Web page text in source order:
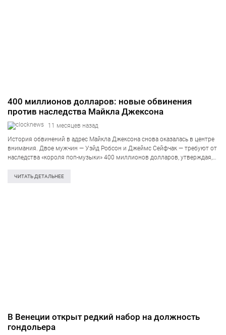
400 миллионов долларов: новые обвинения
против наследства Майкла Джексона
11 месяцев назад
История обвинений в адрес Майкла Джексона снова оказалась в центре
внимания. Двое мужчин — Уэйд Робсон и Джеймс Сейфчак — требуют от
наследства «короля поп-музыки» 400 миллионов долларов, утверждая,
сентября…
ЧИТАТЬ ДЕТАЛЬНЕЕ
В Венеции открыт редкий набор на должность
гондольера